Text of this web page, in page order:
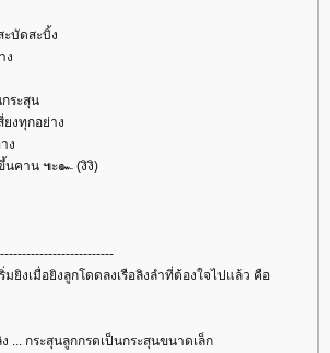
ะบัดสะบิ้ง
ง
ระสุน
ยงทุกอย่าง
ง
นคาน ๚ะ๛ (งิงิ)
ยิงเมื่อยิงลูกโดดลงเรือลิงลำที่ต้องใจไปแล้ว คือ
... กระสุนลูกกรดเป็นกระสุนขนาดเล็ก